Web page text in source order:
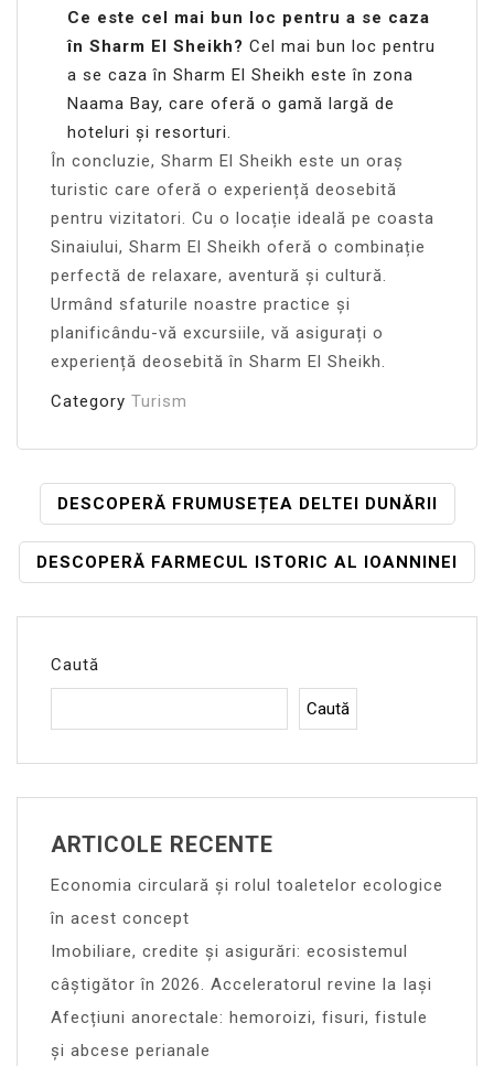
Ce este cel mai bun loc pentru a se caza
în Sharm El Sheikh? Cel mai bun loc pentru
a se caza în Sharm El Sheikh este în zona
Naama Bay, care oferă o gamă largă de
hoteluri și resorturi.
În concluzie, Sharm El Sheikh este un oraș
turistic care oferă o experiență deosebită
pentru vizitatori. Cu o locație ideală pe coasta
Sinaiului, Sharm El Sheikh oferă o combinație
perfectă de relaxare, aventură și cultură.
Urmând sfaturile noastre practice și
planificându-vă excursiile, vă asigurați o
experiență deosebită în Sharm El Sheikh.
Category Turism
Navigare
În
Articole
DESCOPERĂ FRUMUSEȚEA DELTEI DUNĂRII
DESCOPERĂ FARMECUL ISTORIC AL IOANNINEI
Caută
Caută
ARTICOLE RECENTE
Economia circulară și rolul toaletelor ecologice
în acest concept
Imobiliare, credite și asigurări: ecosistemul
câștigător în 2026. Acceleratorul revine la Iași
Afecțiuni anorectale: hemoroizi, fisuri, fistule
și abcese perianale